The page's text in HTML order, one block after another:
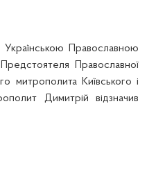
Православною
Православної
митрополита Київського і
Димитрій відзначив